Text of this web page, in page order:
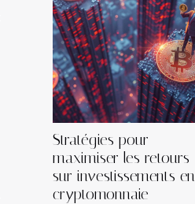
Stratégies pour
maximiser les retours
sur investissements en
cryptomonnaie